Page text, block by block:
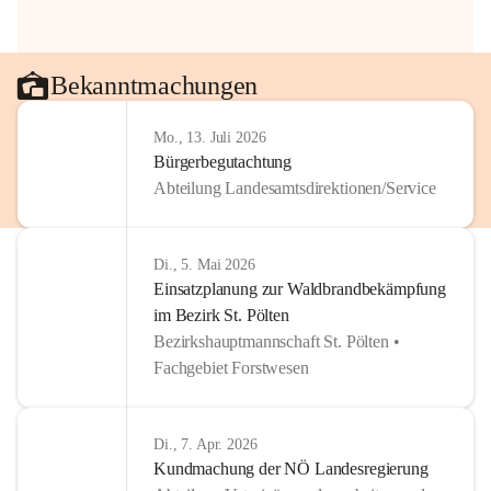
Bekanntmachungen
Mo., 13. Juli 2026
Bürgerbegutachtung
Abteilung Landesamtsdirektionen/Service
Di., 5. Mai 2026
Einsatzplanung zur Waldbrandbekämpfung
im Bezirk St. Pölten
Bezirkshauptmannschaft St. Pölten •
Fachgebiet Forstwesen
Di., 7. Apr. 2026
Kundmachung der NÖ Landesregierung